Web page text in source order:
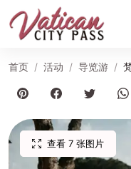
首页 活动 导览游
查看 7 张图片